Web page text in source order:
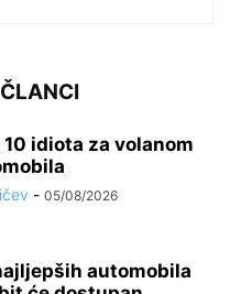
10 idiota za volanom
- 05/08/2026
automobila